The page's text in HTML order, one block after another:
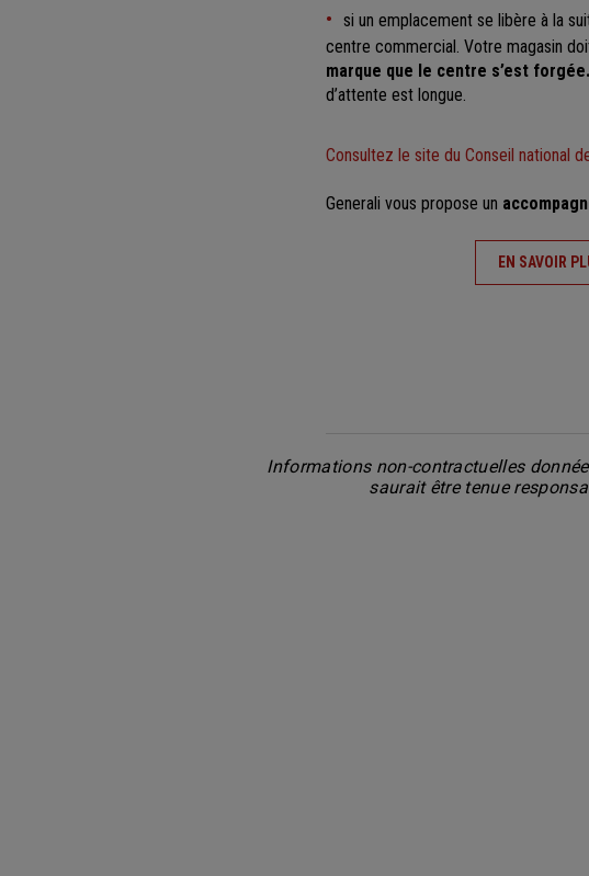
si un emplacement se libère à la
centre commercial. Votre magasin
marque que le centre s’est forgée.
d’attente est longue.
Consultez le site du Conseil national
Generali vous propose un
EN SAVOIR
Informations non-contractuelles
saurait être tenue